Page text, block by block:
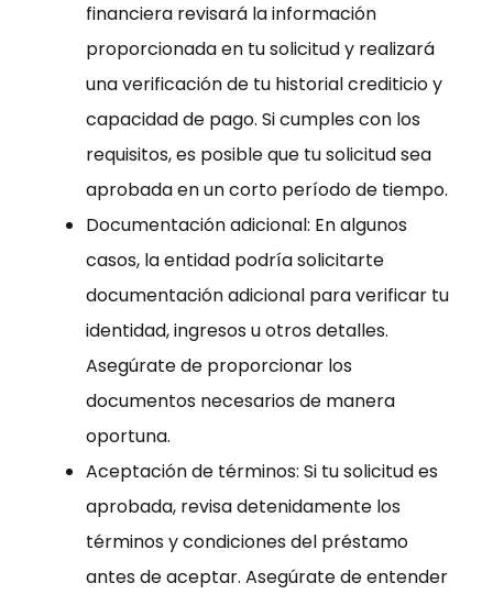
financiera revisará la información
proporcionada en tu solicitud y realizará
una verificación de tu historial crediticio y
capacidad de pago. Si cumples con los
requisitos, es posible que tu solicitud sea
aprobada en un corto período de tiempo.
Documentación adicional: En algunos
casos, la entidad podría solicitarte
documentación adicional para verificar tu
identidad, ingresos u otros detalles.
Asegúrate de proporcionar los
documentos necesarios de manera
oportuna.
Aceptación de términos: Si tu solicitud es
aprobada, revisa detenidamente los
términos y condiciones del préstamo
antes de aceptar. Asegúrate de entender